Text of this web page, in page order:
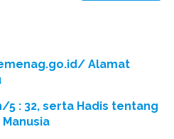
Alamat
5 : 32, serta Hadis tentang